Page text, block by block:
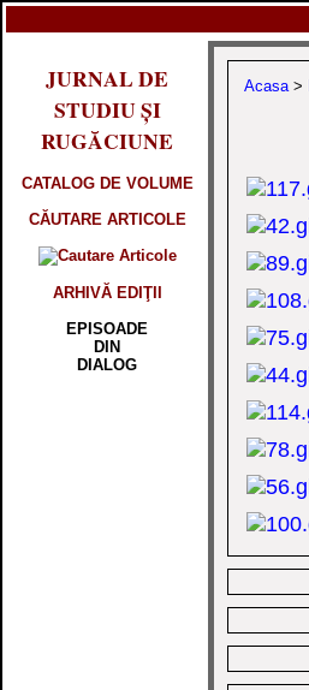
JURNAL DE
STUDIU ȘI
RUGĂCIUNE
CATALOG DE VOLUME
CĂUTARE ARTICOLE
ARHIVĂ EDIŢII
EPISOADE
DIN
DIALOG
Acasa >